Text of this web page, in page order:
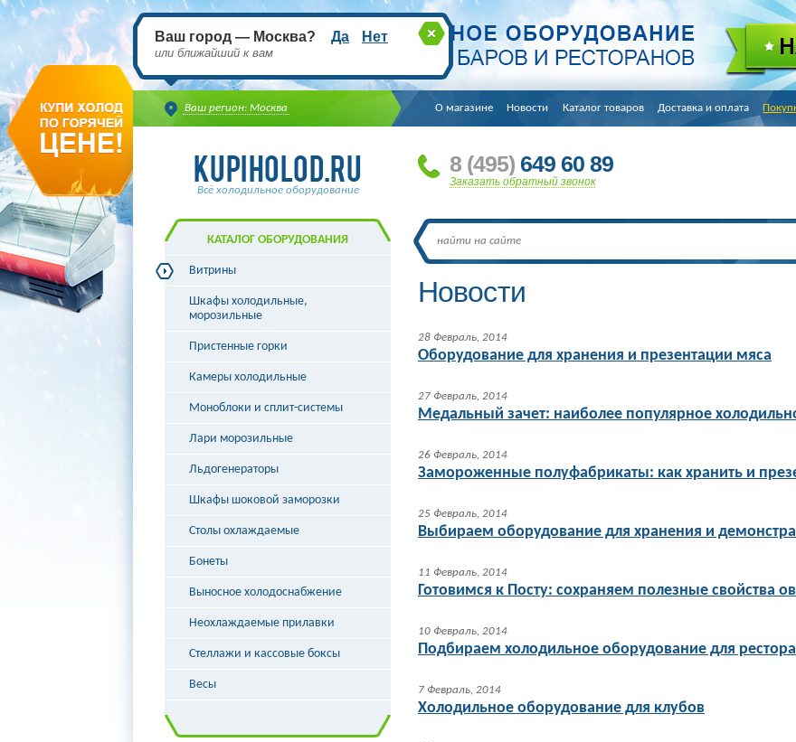
Ваш регион: Москва
Ваш город — Москва? Да Нет
или ближайший к вам
О магазине Новости Каталог товаров Доставка и оплата
Всё холодильное оборудование
8 (495) 649 60 89
Заказать обратный звонок
Новости
28 Февраль, 2014
Оборудование для хранения и презентации мяса
27 Февраль, 2014
Медальный зачет: наиболее популярное
26 Февраль, 2014
Замороженные полуфабрикаты: как хранить и
25 Февраль, 2014
Выбираем оборудование для хранения и
11 Февраль, 2014
Готовимся к Посту: сохраняем полезные свойства
10 Февраль, 2014
Подбираем холодильное оборудование для
7 Февраль, 2014
Холодильное оборудование для клубов
КАТАЛОГ ОБОРУДОВАНИЯ
Витрины
Витрины холодильные
Витрины морозильные
Витрины кондитерские
Витрины угловые
Витрины «рыба на льду»
Шкафы холодильные,
морозильные
Пристенные горки
Камеры холодильные
Моноблоки и сплит-системы
Лари морозильные
Льдогенераторы
Шкафы шоковой заморозки
Столы охлаждаемые
Бонеты
Выносное холодоснабжение
Неохлаждаемые прилавки
Стеллажи и кассовые боксы
Весы